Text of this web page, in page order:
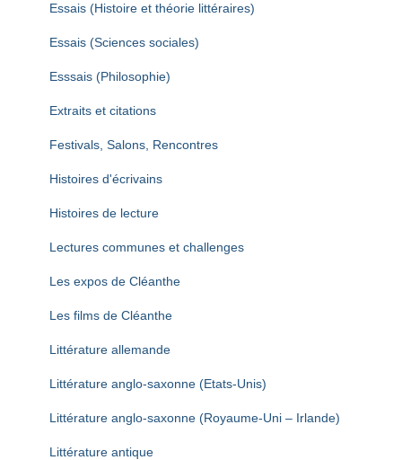
Essais (Histoire et théorie littéraires)
Essais (Sciences sociales)
Esssais (Philosophie)
Extraits et citations
Festivals, Salons, Rencontres
Histoires d'écrivains
Histoires de lecture
Lectures communes et challenges
Les expos de Cléanthe
Les films de Cléanthe
Littérature allemande
Littérature anglo-saxonne (Etats-Unis)
Littérature anglo-saxonne (Royaume-Uni – Irlande)
Littérature antique